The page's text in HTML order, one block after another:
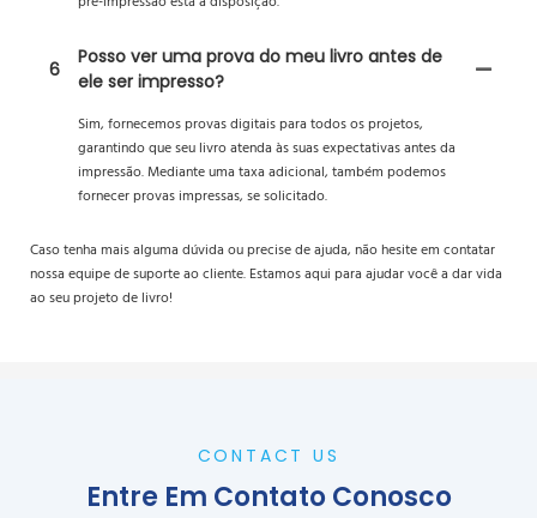
6
Posso ver uma prova do meu livro antes de
ele ser impresso?
Sim, fornecemos provas digitais para todos os projetos,
garantindo que seu livro atenda às suas expectativas antes da
impressão. Mediante uma taxa adicional, também podemos
fornecer provas impressas, se solicitado.
Caso tenha mais alguma dúvida ou precise de ajuda, não hesite em contatar
nossa equipe de suporte ao cliente. Estamos aqui para ajudar você a dar vida
ao seu projeto de livro!
CONTACT US
Entre Em Contato Conosco